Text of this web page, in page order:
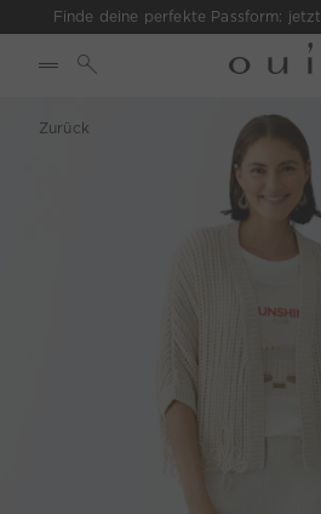
Finde deine perfekte Passform: jetzt
Zurück